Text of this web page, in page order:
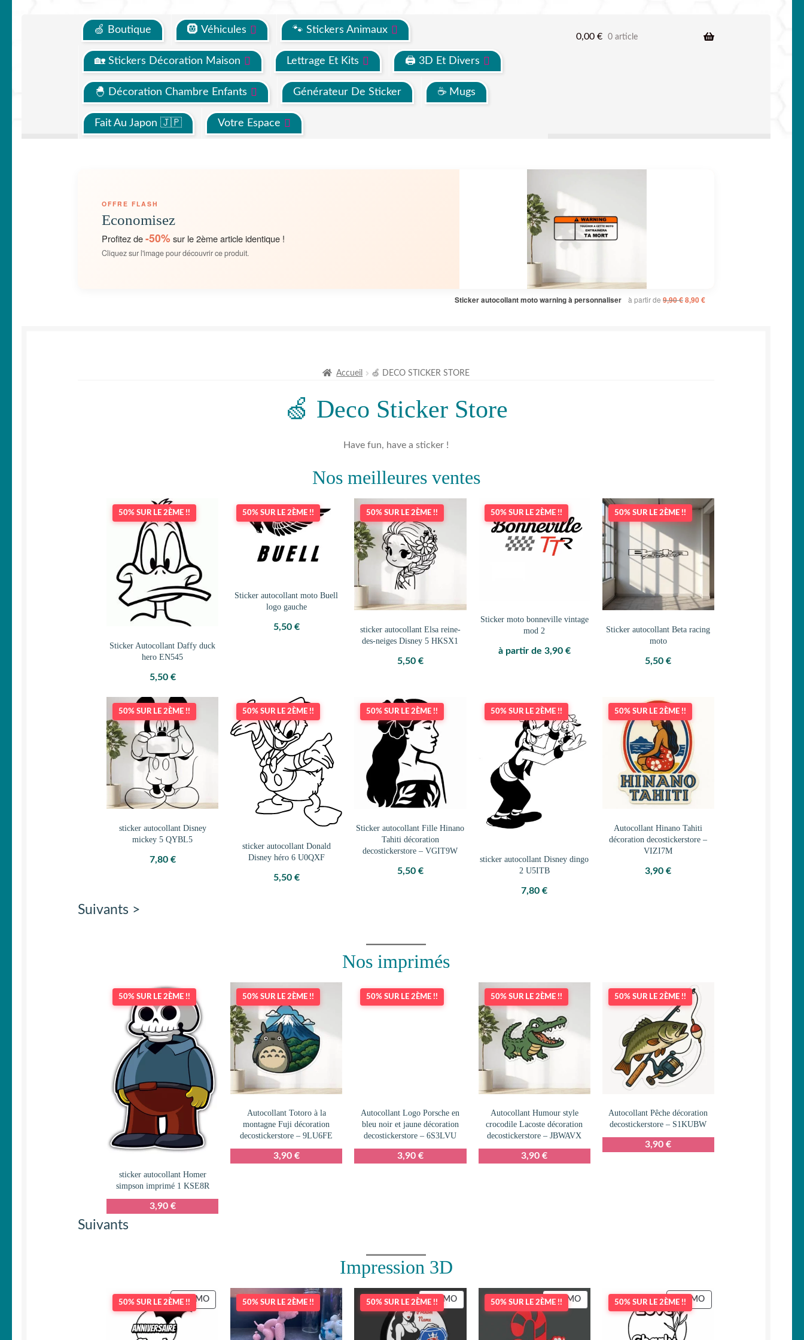
🍏 Boutique 🛞 Véhicules 🐾 Stickers Animaux
🏡 Stickers Décoration Maison Lettrage Et Kits 🖨 3D Et Divers
🐣 Décoration Chambre Enfants Générateur De Sticker ☕ Mugs
Fait Au Japon 🇯🇵 Votre Espace
0,00 € 0 article
OFFRE FLASH
Economisez
Profitez de-50%sur le 2ème article identique !
Cliquez sur l'image pour découvrir ce produit.
Sticker autocollant moto warning à personnaliser à partir de 9,90€Le
8,90 €Le
Accueil 🍏 DECO STICKER STORE
🍏 Deco Sticker Store
Have fun, have a sticker !
Nos meilleures ventes
50% SUR LE 2ÈME !!
Sticker Autocollant Daffy duck
hero EN545
5,50 €
50% SUR LE 2ÈME !!
Sticker autocollant moto Buell
logo gauche
5,50 €
50% SUR LE 2ÈME !!
sticker autocollant Elsa reine-
des-neiges Disney 5 HKSX1
5,50 €
50% SUR LE 2ÈME !!
Sticker moto bonneville vintage
mod 2
à partir de 3,90 €
50% SUR LE 2ÈME !!
Sticker autocollant Beta racing
moto
5,50€
50% SUR LE 2ÈME !!
sticker autocollant Disney
mickey 5 QYBL5
7,80 €
50% SUR LE 2ÈME !!
sticker autocollant Donald
Disney héro 6 U0QXF
5,50 €
50% SUR LE 2ÈME !!
Sticker autocollant Fille Hinano
Tahiti décoration
decostickerstore – VGIT9W
5,50 €
50% SUR LE 2ÈME !!
sticker autocollant Disney dingo
2 U5ITB
7,80€
50% SUR LE 2ÈME !!
Autocollant Hinano Tahiti
décoration decostickerstore –
VIZI7M
3,90€
Suivants >
Nos imprimés
50% SUR LE 2ÈME !!
sticker autocollant Homer
simpson imprimé 1 KSE8R
3,90 €
50% SUR LE 2ÈME !!
Autocollant Totoro à la
montagne Fuji décoration
decostickerstore – 9LU6FE
3,90 €
50% SUR LE 2ÈME !!
Autocollant Logo Porsche en
bleu noir et jaune décoration
decostickerstore – 6S3LVU
3,90 €
50% SUR LE 2ÈME !!
Autocollant Humour style
crocodile Lacoste décoration
decostickerstore – JBWAVX
3,90€
50% SUR LE 2ÈME !!
Autocollant Pêche décoration
decostickerstore – S1KUBW
3,90€
Suivants
Impression 3D
50% SUR LE 2ÈME !!PROMOPRODUIT
PROMOTION
50% SUR LE 2ÈME !! 50% SUR LE 2ÈME !!PROMOPRODUIT50% SUR LE 2ÈME !!PROMOPRODUIT
PROMOTION
50% SUR LE 2ÈME !!PROMOPRODUIT